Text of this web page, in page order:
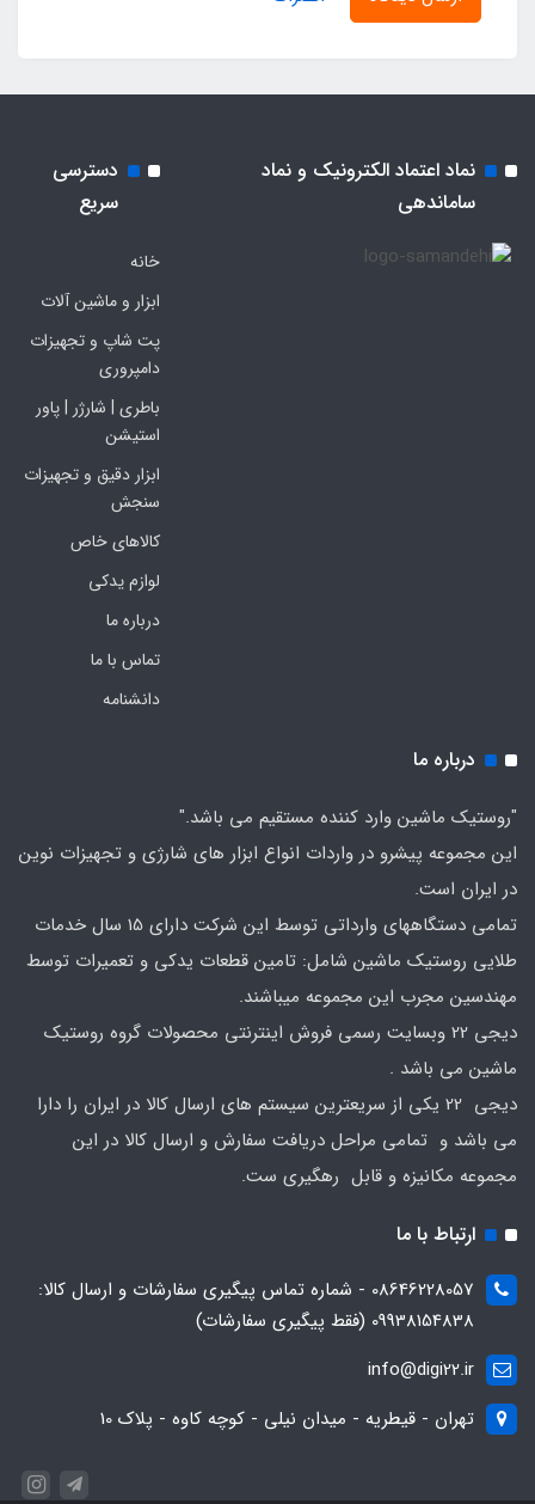
نماد اعتماد الکترونیک و نماد
ساماندهی
دسترسی
سریع
خانه
ابزار و ماشین آلات
پت شاپ و تجهیزات
دامپروری
باطری | شارژر | پاور
استیشن
ابزار دقیق و تجهیزات
سنجش
کالاهای خاص
لوازم یدکی
درباره ما
تماس با ما
دانشنامه
درباره ما
"روستیک ماشین وارد کننده مستقیم می باشد."
این مجموعه پیشرو در واردات انواع ابزار های شارژی و تجهیزات نوین
در ایران است.
تمامی دستگاههای وارداتی توسط این شرکت دارای 15 سال خدمات
طلایی روستیک ماشین شامل: تامین قطعات یدکی و تعمیرات توسط
مهندسین مجرب این مجموعه میباشند.
دیجی 22 وبسایت رسمی فروش اینترنتی محصولات گروه روستیک
ماشین می باشد .
دیجی 22 یکی از سریعترین سیستم های ارسال کالا در ایران را دارا
می باشد و تمامی مراحل دریافت سفارش و ارسال کالا در این
مجموعه مکانیزه و قابل رهگیری ست.
ارتباط با ما
08646228057 - شماره تماس پیگیری سفارشات و ارسال کالا:
09938154838 (فقط پیگیری سفارشات)
info@digi22.ir
تهران - قیطریه - میدان نیلی - کوچه کاوه - پلاک 10